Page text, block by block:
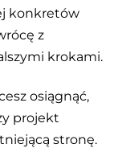
konkretów
z
krokami.
osiągnąć,
projekt
stronę.